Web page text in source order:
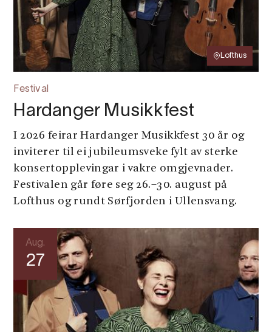
Lofthus
Festival
Hardanger Musikkfest
I 2026 feirar Hardanger Musikkfest 30 år og
inviterer til ei jubileumsveke fylt av sterke
konsertopplevingar i vakre omgjevnader.
Festivalen går føre seg 26.–30. august på
Lofthus og rundt Sørfjorden i Ullensvang.
Aug.
27